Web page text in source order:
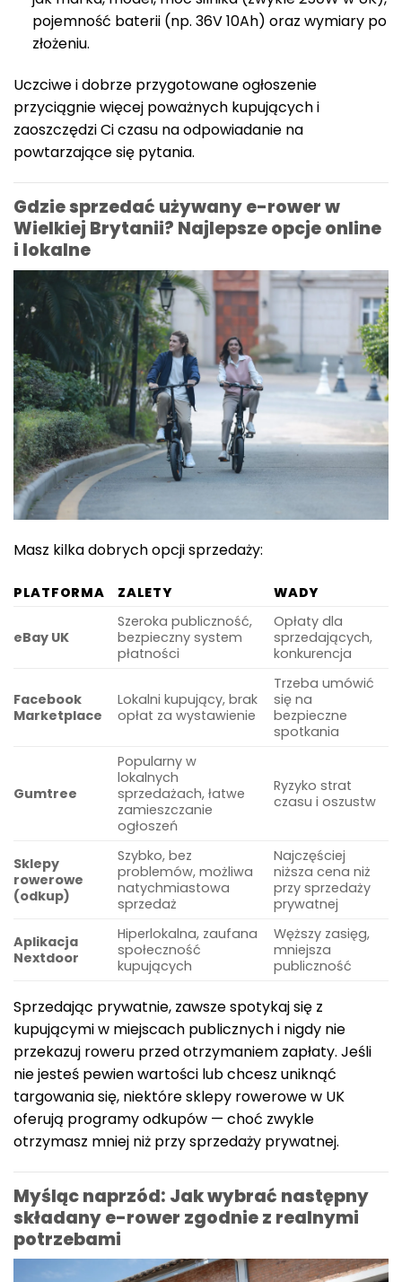
pojemność baterii (np. 36V 10Ah) oraz wymiary po
złożeniu.
Uczciwe i dobrze przygotowane ogłoszenie
przyciągnie więcej poważnych kupujących i
zaoszczędzi Ci czasu na odpowiadanie na
powtarzające się pytania.
Gdzie sprzedać używany e-rower w
Wielkiej Brytanii? Najlepsze opcje online
i lokalne
Masz kilka dobrych opcji sprzedaży:
PLATFORMA ZALETY WADY
eBay UK
Szeroka publiczność,
bezpieczny system
płatności
Opłaty dla
sprzedających,
konkurencja
Facebook
Marketplace
Lokalni kupujący, brak
opłat za wystawienie
Trzeba umówić
się na
bezpieczne
spotkania
Gumtree
Popularny w
lokalnych
sprzedażach, łatwe
zamieszczanie
ogłoszeń
Ryzyko strat
czasu i oszustw
Sklepy
rowerowe
(odkup)
Szybko, bez
problemów, możliwa
natychmiastowa
sprzedaż
Najczęściej
niższa cena niż
przy sprzedaży
prywatnej
Aplikacja
Nextdoor
Hiperlokalna, zaufana
społeczność
kupujących
Węższy zasięg,
mniejsza
publiczność
Sprzedając prywatnie, zawsze spotykaj się z
kupującymi w miejscach publicznych i nigdy nie
przekazuj roweru przed otrzymaniem zapłaty. Jeśli
nie jesteś pewien wartości lub chcesz uniknąć
targowania się, niektóre sklepy rowerowe w UK
oferują programy odkupów — choć zwykle
otrzymasz mniej niż przy sprzedaży prywatnej.
Myśląc naprzód: Jak wybrać następny
składany e-rower zgodnie z realnymi
potrzebami